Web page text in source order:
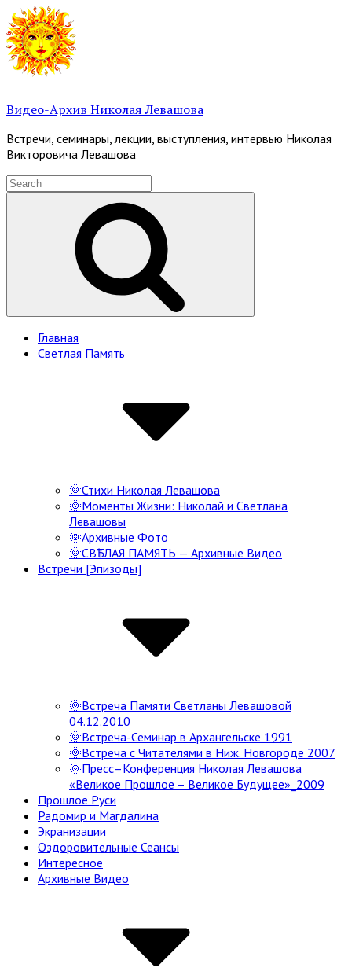
Skip
to
content
Видео-Архив Николая Левашова
Встречи, семинары, лекции, выступления, интервью Николая
Викторовича Левашова
Search
for:
Site
Navigation
Главная
Светлая Память
🌞Стихи Николая Левашова
🌞Моменты Жизни: Николай и Светлана
Левашовы
🌞Архивные Фото
🌞СВѢТЛАЯ ПАМЯТЬ — Архивные Видео
Встречи [Эпизоды]
🌞Встреча Памяти Светланы Левашовой
04.12.2010
🌞Встреча-Семинар в Архангельске 1991
🌞Встреча с Читателями в Ниж. Новгороде 2007
🌞Пресс–Конференция Николая Левашова
«Великое Прошлое – Великое Будущее»_2009
Прошлое Руси
Радомир и Магдалина
Экранизации
Оздоровительные Сеансы
Интересное
Архивные Видео